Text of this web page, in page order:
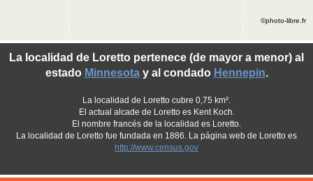
La localidad de Loretto pertenece (de mayor a menor) al
estado Minnesotay al condado Hennepin.
La localidad de Loretto cubre 0,75 km².
El actual alcade de Loretto es Kent Koch.
El nombre francés de la localidad es Loretto.
La localidad de Loretto fue fundada en 1886. La página web de Loretto es
http://www.census.gov
©photo-libre.fr